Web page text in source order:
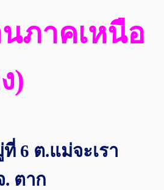
ภาคเหนือ
)
6 ต.แม่จะเรา
. ตาก